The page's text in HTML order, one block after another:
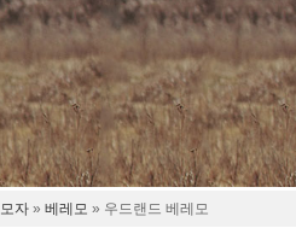
모자 » 베레모 » 우드랜드 베레모